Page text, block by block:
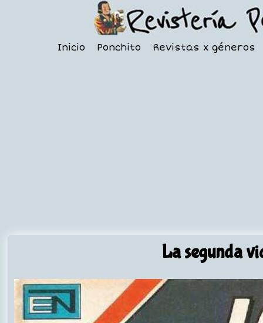
Inicio Ponchito Revistas x géneros
La segunda